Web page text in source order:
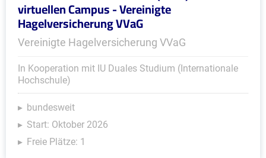
virtuellen Campus - Vereinigte
Hagelversicherung VVaG
Vereinigte Hagelversicherung VVaG
In Kooperation mit IU Duales Studium (Internationale
Hochschule)
bundesweit
Start: Oktober 2026
Freie Plätze: 1